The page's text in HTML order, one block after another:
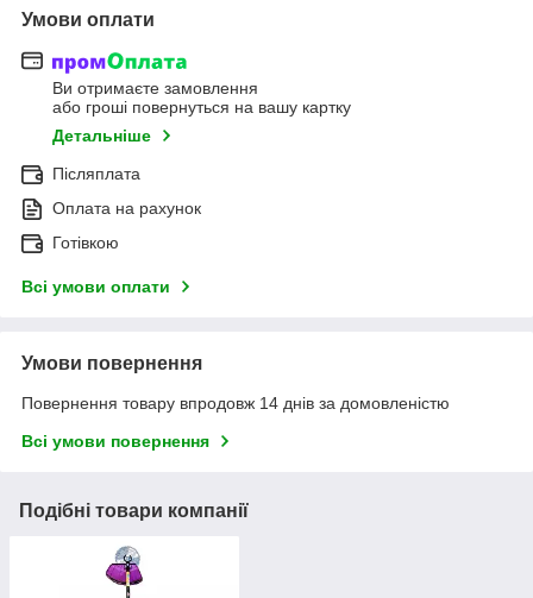
Умови оплати
Ви отримаєте замовлення
або гроші повернуться на вашу картку
Детальніше
Післяплата
Оплата на рахунок
Готівкою
Всі умови оплати
Умови повернення
Повернення товару впродовж 14 днів за домовленістю
Всі умови повернення
Подібні товари компанії